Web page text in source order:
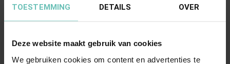
TOESTEMMING DETAILS OVER
Deze website maakt gebruik van cookies
We gebruiken cookies om content en advertenties te
wij die expertise ook in huis voor zowel afstamming